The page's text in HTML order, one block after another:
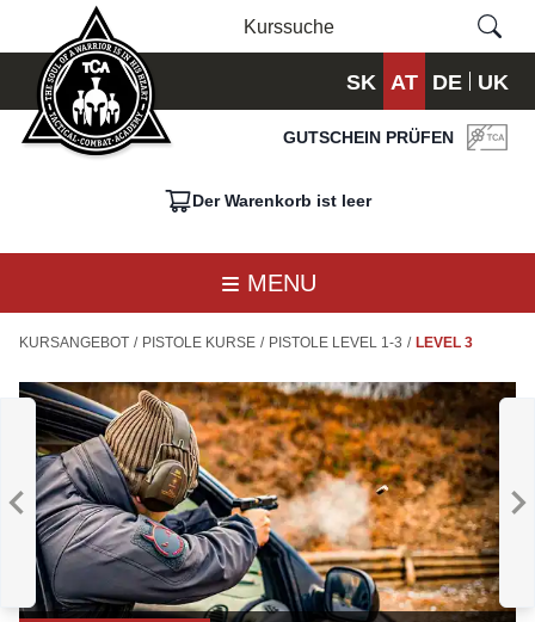
SK AT DE UK
GUTSCHEIN PRÜFEN
Der Warenkorb ist leer
MENU
KURSANGEBOT / PISTOLE KURSE / PISTOLE LEVEL 1-3 / LEVEL 3
BASIC
PISTOLE: LEVEL 2